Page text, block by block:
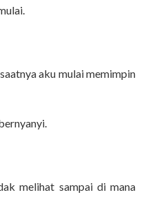
aku mulai memimpin
melihat sampai di mana